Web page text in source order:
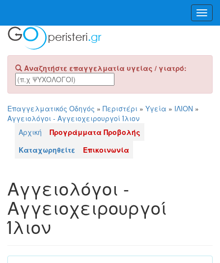
Αναζητήστε επαγγελματία υγείας / γιατρό:
Επαγγελματικός Οδηγός » Περιστέρι » Υγεία » ΙΛΙΟΝ »
Αγγειολόγοι - Αγγειοχειρουργοί Ίλιον
Αρχική
Προγράμματα Προβολής
Καταχωρηθείτε
Επικοινωνία
Αγγειολόγοι -
Αγγειοχειρουργοί
Ίλιον